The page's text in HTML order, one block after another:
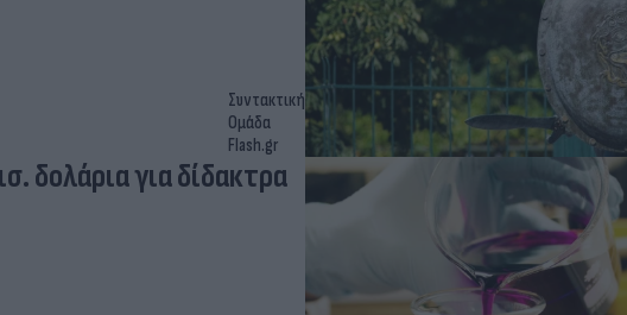
Συντακτική
Ομάδα
Flash.gr
δολάρια για δίδακτρα